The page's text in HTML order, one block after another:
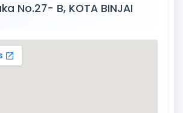
No.27- B, KOTA BINJAI